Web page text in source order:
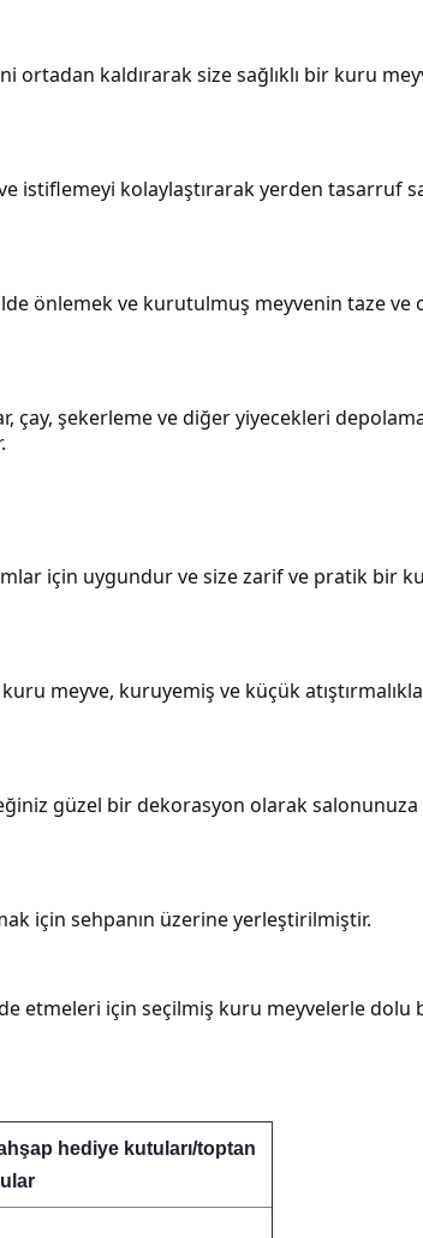
ortadan kaldırarak size sağlıklı bir kuru
istiflemeyi kolaylaştırarak yerden tasarruf
önlemek ve kurutulmuş meyvenin taze ve
çay, şekerleme ve diğer yiyecekleri
için uygundur ve size zarif ve pratik bir
meyve, kuruyemiş ve küçük
güzel bir dekorasyon olarak salonunuza
için sehpanın üzerine yerleştirilmiştir.
etmeleri için seçilmiş kuru meyvelerle dolu
hediye kutuları/toptan